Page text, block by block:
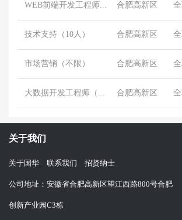
WEB前端开发工程师（10人） 合肥高新区
技术支持（10人） 合肥高新区
市场营销（不限） 合肥高新区
大数据开发工程师（中级） 合肥高新区
关于我们
关于国华 联系我们 招贤纳士
公司地址：安徽省合肥高新区望江西路800号合肥
创新产业园C3栋